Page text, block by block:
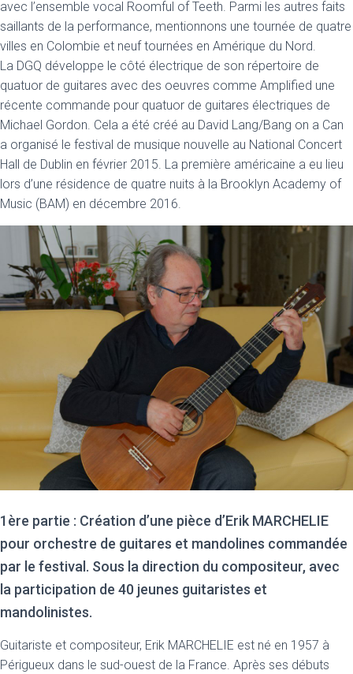
avec l’ensemble vocal Roomful of Teeth. Parmi les autres faits
saillants de la performance, mentionnons une tournée de quatre
villes en Colombie et neuf tournées en Amérique du Nord.
La DGQ développe le côté électrique de son répertoire de
quatuor de guitares avec des oeuvres comme Amplified une
récente commande pour quatuor de guitares électriques de
Michael Gordon. Cela a été créé au David Lang/Bang on a Can
a organisé le festival de musique nouvelle au National Concert
Hall de Dublin en février 2015. La première américaine a eu lieu
lors d’une résidence de quatre nuits à la Brooklyn Academy of
Music (BAM) en décembre 2016.
1ère partie : Création d’une pièce d’Erik MARCHELIE
pour orchestre de guitares et mandolines commandée
par le festival. Sous la direction du compositeur, avec
la participation de 40 jeunes guitaristes et
mandolinistes.
Guitariste et compositeur, Erik MARCHELIE est né en 1957 à
Périgueux dans le sud-ouest de la France. Après ses débuts